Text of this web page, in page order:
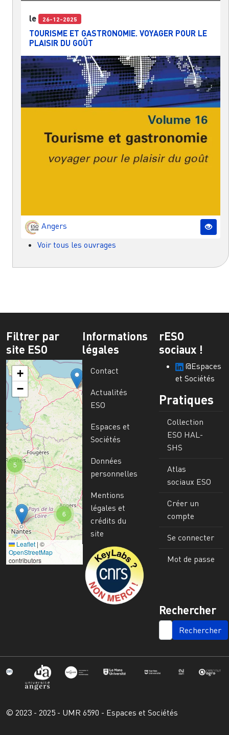
le 26-12-2025
TOURISME ET GASTRONOMIE. VOYAGER POUR LE
PLAISIR DU GOÛT
Angers
Voir tous les ouvrages
Filtrer par
site ESO
6
5
+
−
Leaflet | ©
OpenStreetMap
contributors
Informations
légales
Contact
Actualités
ESO
Espaces et
Sociétés
Données
personnelles
Mentions
légales et
crédits du
site
Image
rESO
sociaux !
@Espaces
et Sociétés
Pratiques
Collection
ESO HAL-
SHS
Atlas
sociaux ESO
Créer un
compte
Se connecter
Mot de passe
Rechercher
SEARCH
© 2023 - 2025 - UMR 6590 - Espaces et Sociétés